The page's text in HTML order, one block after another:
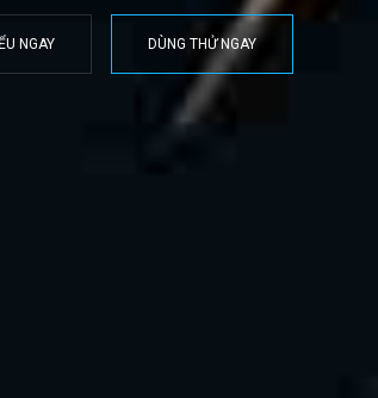
NGAY DÙNG THỬ NGAY